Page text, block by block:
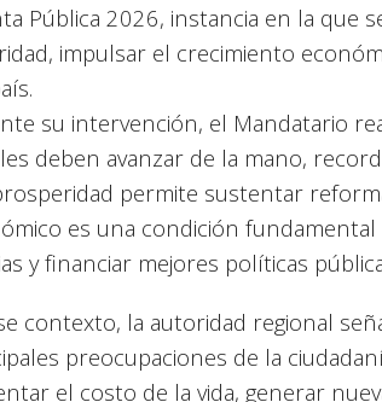
Pública 2026, instancia en la que
impulsar el crecimiento
su intervención, el Mandatario
deben avanzar de la mano,
permite sustentar
es una condición
y financiar mejores políticas
contexto, la autoridad regional
preocupaciones de la
el costo de la vida, generar